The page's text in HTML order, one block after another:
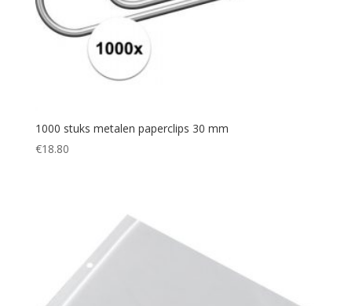
1000 stuks metalen paperclips 30 mm
€18.80